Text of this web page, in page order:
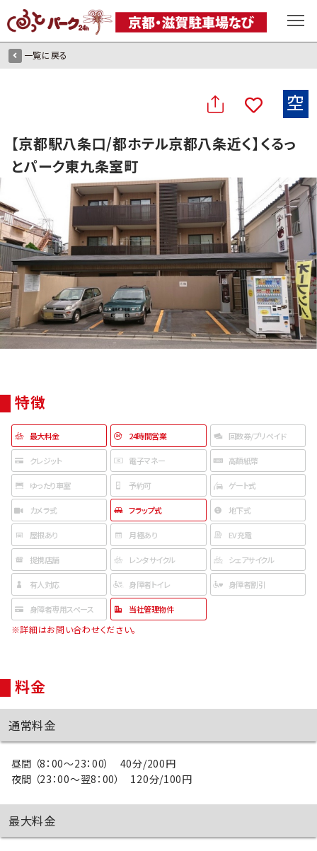
一覧に戻る
空
【京都駅八条口/都ホテル京都八条近く】くるっ
とパーク東九条室町
特徴
最大料金 24時間営業 回数券/プリペイド
クレジット 電子マネー 高額紙幣
ゆったり車室 予約可 ゲート式
カメラ式 フラップ式 地下式
屋根あり 月極あり EV充電
提携店舗 レンタサイクル シェアサイクル
有人対応 身障者トイレ 身障者割引
身障者専用スペース 当社管理物件
※詳細はお問い合わせください。
料金
通常料金
昼間 （8：00～23：00） 40分/200円
夜間 （23：00～翌8：00） 120分/100円
最大料金